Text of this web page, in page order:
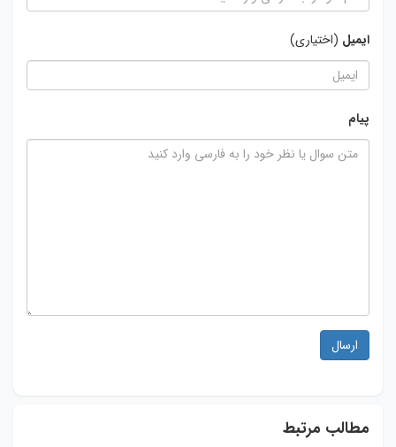
ایمیل (اختیاری)
پیام
ارسال
مطالب مرتبط